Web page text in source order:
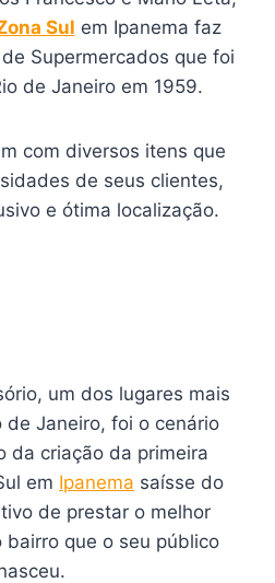
Sul em Ipanema faz
Supermercados que foi
de Janeiro em 1959.
com diversos itens que
de seus clientes,
e ótima localização.
um dos lugares mais
de Janeiro, foi o cenário
da criação da primeira
em Ipanema saísse do
de prestar o melhor
bairro que o seu público